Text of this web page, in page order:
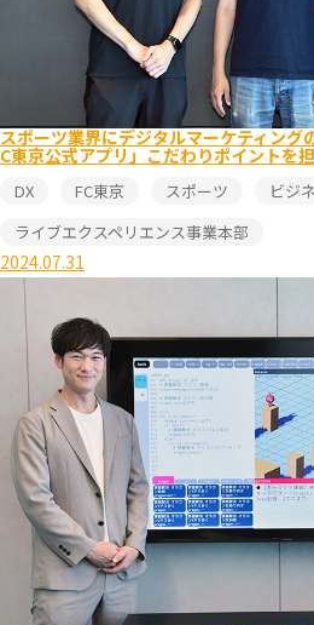
スポーツ業界にデジタルマーケティング
C東京公式アプリ」こだわりポイントを
DX FC東京 スポーツ
ビジ
ライブエクスペリエンス事業本部
2024.07.31